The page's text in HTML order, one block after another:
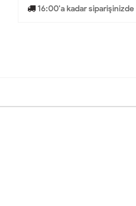
16:00'a kadar